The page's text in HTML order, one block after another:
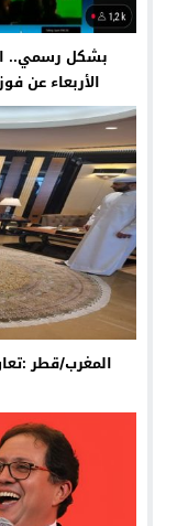
بشكل رسمي..
الأربعاء عن
والبرتغال
المغرب/قطر